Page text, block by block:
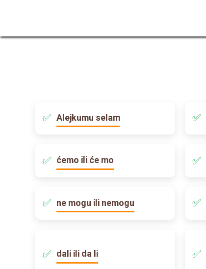
Alejkumu selam
ćemo ili će mo
ne mogu ili nemogu
dali ili da li